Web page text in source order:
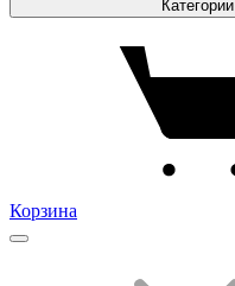
Категории
Корзина